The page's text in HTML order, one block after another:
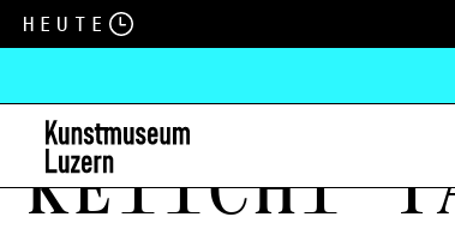
Heute
Keiichi